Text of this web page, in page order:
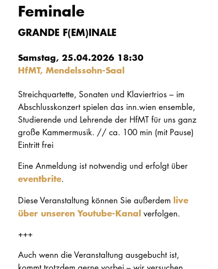
Feminale
GRANDE F(EM)INALE
Samstag, 25.04.2026 18:30
HfMT, Mendelssohn-Saal
Streichquartette, Sonaten und Klaviertrios – im
Abschlusskonzert spielen das inn.wien ensemble,
Studierende und Lehrende der HfMT für uns ganz
große Kammermusik. // ca. 100 min (mit Pause)
Eintritt frei
Eine Anmeldung ist notwendig und erfolgt über
eventbrite.
Diese Veranstaltung können Sie außerdem live
über unseren Youtube-Kanal verfolgen.
+++
Auch wenn die Veranstaltung ausgebucht ist,
Online-